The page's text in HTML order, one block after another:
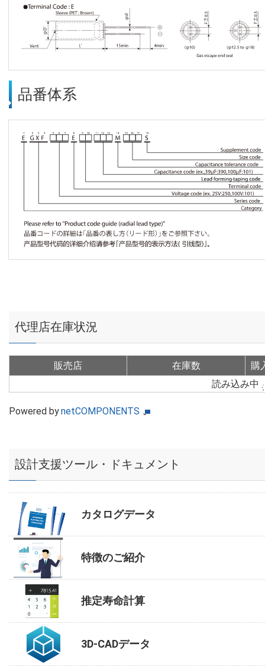
品番体系
代理店在庫状況
販売店 在庫数
購
読み込み中
Powered bynetCOMPONENTS
設計支援ツール・ドキュメント
カタログデータ
特徴のご紹介
推定寿命計算
3D-CADデータ